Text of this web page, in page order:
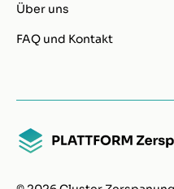
Über uns
FAQ und Kontakt